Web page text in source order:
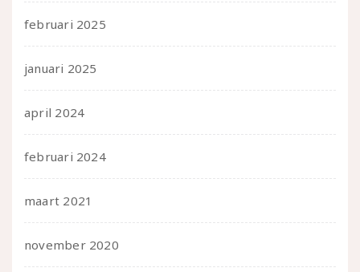
februari 2025
januari 2025
april 2024
februari 2024
maart 2021
november 2020